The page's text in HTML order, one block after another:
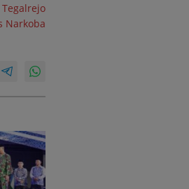
Narkoba